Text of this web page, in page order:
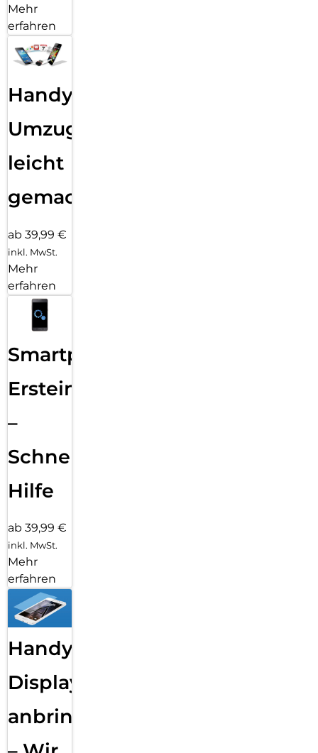
Mehr
erfahren
Handy
Umzug
leicht
gemacht!
ab 39,99 €
inkl. MwSt.
Mehr
erfahren
Smartphone
Ersteinrichtung
–
Schnelle
Hilfe
ab 39,99 €
inkl. MwSt.
Mehr
erfahren
Handy
Displayfolie
anbringen